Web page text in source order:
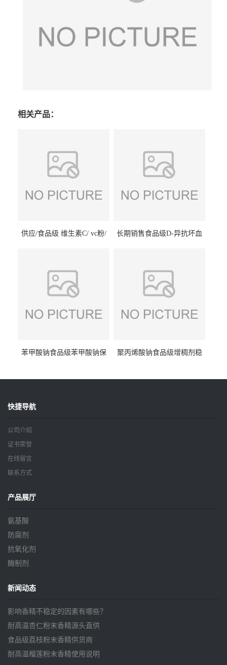
相关产品：
供应/食品级 维生素C/ vc粉/
长期销售食品级D-异抗坏血
苯甲酸钠食品级苯甲酸钠保
聚丙烯酸钠食品级增稠剂稳
快捷导航
公司介绍
证书荣誉
在线留言
联系方式
产品展厅
氨基酸
防腐剂
抗氧化剂
酶制剂
新闻动态
影响香精不稳定的因素有哪些？
耐高温杏仁粉末香精源头直供
食品级荔枝粉末香精供货商
耐高温榴莲粉末香精使用说明